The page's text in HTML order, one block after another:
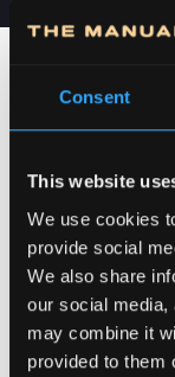
Consent
This website
We use cookies
provide social
We also share
our social media,
may combine it
provided to them